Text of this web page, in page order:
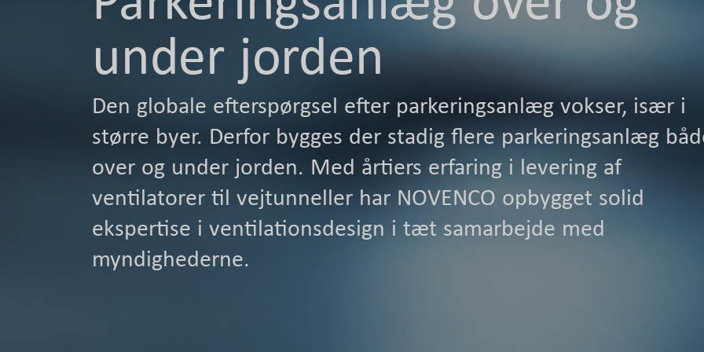
under jorden
Den globale efterspørgsel efter parkeringsanlæg vokser, især i
større byer. Derfor bygges der stadig flere parkeringsanlæg
over og under jorden. Med årtiers erfaring i levering af
ventilatorer til vejtunneller har NOVENCO opbygget solid
ekspertise i ventilationsdesign i tæt samarbejde med
myndighederne.